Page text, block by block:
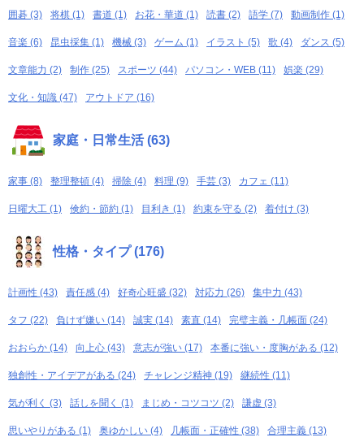
囲碁 (3) 将棋 (1) 書道 (1) お花・華道 (1) 読書 (2) 語学 (7) 動画制作 (1)
音楽 (6) 昆虫採集 (1) 機械 (3) ゲーム (1) イラスト (5) 歌 (4) ダンス (5)
文章能力 (2) 制作 (25) スポーツ (44) パソコン・WEB (11) 娯楽 (29)
文化・知識 (47) アウトドア (16)
家庭・日常生活 (63)
家事 (8) 整理整頓 (4) 掃除 (4) 料理 (9) 手芸 (3) カフェ (11)
日曜大工 (1) 倹約・節約 (1) 目利き (1) 約束を守る (2) 着付け (3)
性格・タイプ (176)
計画性 (43) 責任感 (4) 好奇心旺盛 (32) 対応力 (26) 集中力 (43)
タフ (22) 負けず嫌い (14) 誠実 (14) 素直 (14) 完璧主義・几帳面 (24)
おおらか (14) 向上心 (43) 意志が強い (17) 本番に強い・度胸がある (12)
独創性・アイデアがある (24) チャレンジ精神 (19) 継続性 (11)
気が利く (3) 話しを聞く (1) まじめ・コツコツ (2) 謙虚 (3)
思いやりがある (1) 奥ゆかしい (4) 几帳面・正確性 (38) 合理主義 (13)